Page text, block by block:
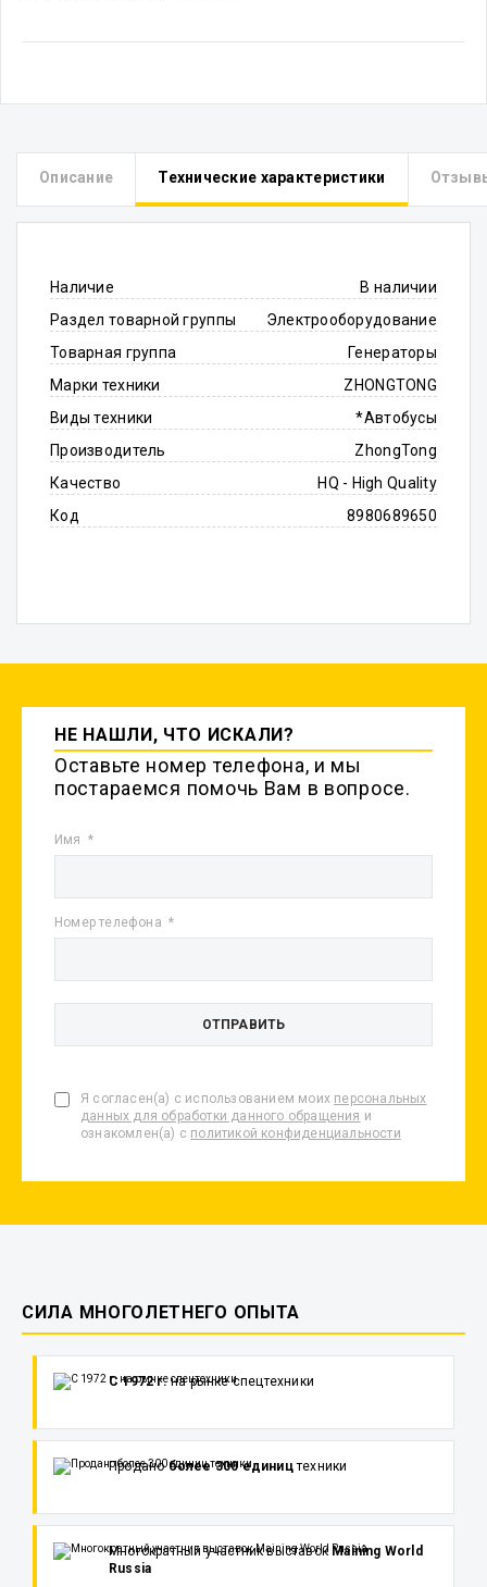
Описание Технические характеристики
Наличие
В наличии
Раздел товарной группы
Электрооборудование
Товарная группа
Генераторы
Марки техники
ZHONGTONG
Виды техники
*Автобусы
Производитель
ZhongTong
Качество
HQ - High Quality
Код
8980689650
НЕ НАШЛИ, ЧТО ИСКАЛИ?
Оставьте номер телефона, и мы
постараемся помочь Вам в вопросе.
Имя
Номер телефона
Я согласен(а) с использованием моих персональных
данных для обработки данного обращения и
ознакомлен(а) с политикой конфиденциальности
СИЛА МНОГОЛЕТНЕГО ОПЫТА
С 1972 г.на рынке спецтехники
Проданоболее 300 едиництехники
Многократный участник выставок Maining World
Russia